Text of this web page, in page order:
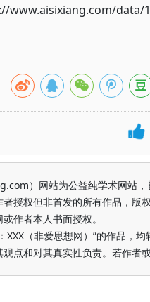
www.aisixiang.com/data/
）网站为公益纯学术网站，
者授权但非首发的所有作品，版
作者本人书面授权。
XXX（非爱思想网）”的作品，
点和对其真实性负责。若作者